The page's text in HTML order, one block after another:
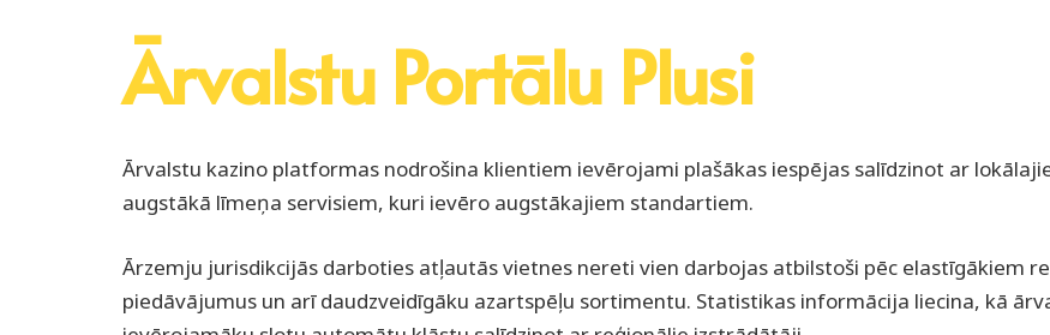
Ārvalstu Portālu Plusi
Ārvalstu kazino platformas nodrošina klientiem ievērojami plašākas iespējas salīdzinot ar
augstākā līmeņa servisiem, kuri ievēro augstākajiem standartiem.
Ārzemju jurisdikcijās darboties atļautās vietnes nereti vien darbojas atbilstoši pēc elastīgākiem
piedāvājumus un arī daudzveidīgāku azartspēļu sortimentu. Statistikas informācija liecina, kā